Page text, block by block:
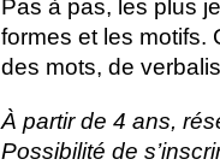
Pas à pas, les plus
formes et les motifs.
des mots, de
À partir de 4 ans,
Possibilité de